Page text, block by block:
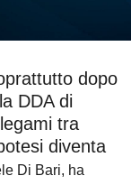
dopo
DDA di
tra
diventa
Di Bari, ha